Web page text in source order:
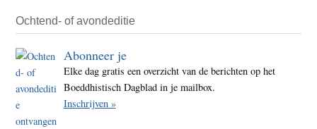
Ochtend- of avondeditie
Abonneer je
Elke dag gratis een overzicht van de berichten op het
Boeddhistisch Dagblad in je mailbox.
Inschrijven »